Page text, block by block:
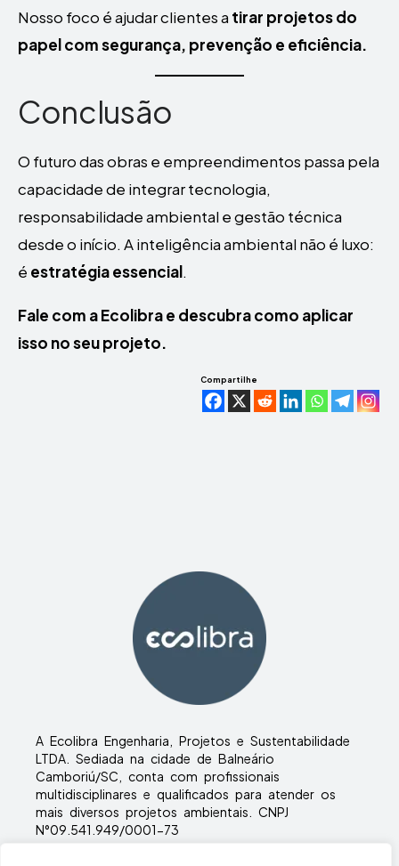
Nosso foco é ajudar clientes a tirar projetos do
papel com segurança, prevenção e eficiência.
Conclusão
O futuro das obras e empreendimentos passa pela
capacidade de integrar tecnologia,
responsabilidade ambiental e gestão técnica
desde o início. A inteligência ambiental não é luxo:
é estratégia essencial.
Fale com a Ecolibra e descubra como aplicar
isso no seu projeto.
Compartilhe
A Ecolibra Engenharia, Projetos e Sustentabilidade
LTDA. Sediada na cidade de Balneário
Camboriú/SC, conta com profissionais
multidisciplinares e qualificados para atender os
mais diversos projetos ambientais. CNPJ
N°09.541.949/0001-73